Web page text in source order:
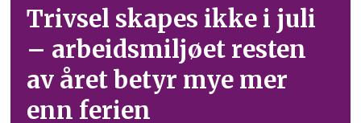
Trivsel skapes ikke i juli
– arbeid­smiljøet resten
av året betyr mye mer
enn ferien